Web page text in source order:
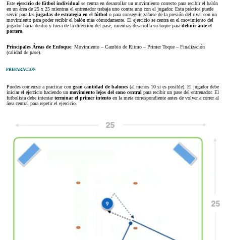
Este ejercicio de fútbol individual se centra en desarrollar un movimiento correcto para recibir el balón
en un área de 25 x 25 mientras el entrenador trabaja uno contra uno con el jugador. Esta práctica puede
servir para las jugadas de estrategia en el fútbol o para conseguir zafarse de la presión del rival con un
movimiento para poder recibir el balón más cómodamente. El ejercicio se centra en el movimiento del
jugador hacia dentro y fuera de la dirección del pase, mientras desarrolla su toque paradefinir ante el
portero.
Principales Áreas de Enfoque: Movimiento – Cambio de Ritmo – Primer Toque – Finalización
(calidad de pase).
PREPARACIÓN
Puedes comenzar a practicar con gran cantidad de balones (al menos 10 si es posible). El jugador debe
iniciar el ejercicio haciendo un movimiento lejos del cono central para recibir un pase del entrenador. El
futbolista debe intentarterminar el primer intento en la meta correspondiente antes de volver a correr al
área central para repetir el ejercicio.